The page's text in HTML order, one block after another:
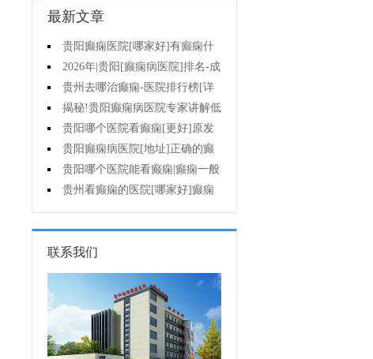
最新文章
贵阳癫痫医院[哪家好]有癫痫什
么不能吃什么药?
2026年|贵阳[癫痫病医院]排名-成
人癫痫急救措施护理
贵州去哪治癫痫-医院排行榜[详
细排名]癫痫病人可以吃什么食物?
揭秘!贵阳癫痫病医院专家讲解低
血糖会抽搐吗?
贵阳哪个医院看癫痫[更好]原发
性母猪疯能治好吗?
贵阳癫痫病医院[地址]正确的癫
痫护理是什么?
贵阳哪个医院能看癫痫|癫痫一般
会出现哪些症状?
贵州看癫痫的医院[哪家好]癫痫
的成因有哪些?
联系我们